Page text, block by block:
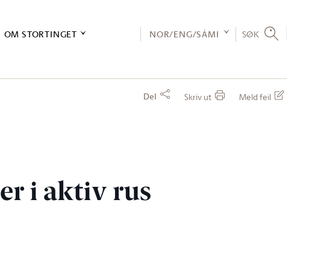
OM STORTINGET NOR/ENG/SÁMI SØK
Del Skriv ut Meld feil
i aktiv rus